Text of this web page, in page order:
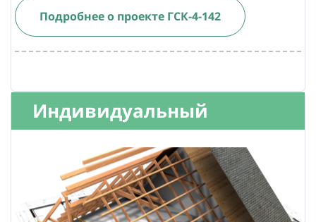
Подробнее о проекте ГСК-4-142
Индивидуальный